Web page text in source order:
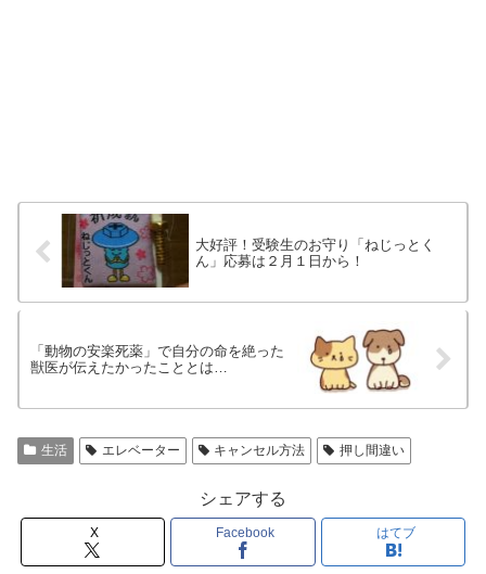
大好評！受験生のお守り「ねじっとく
ん」応募は２月１日から！
「動物の安楽死薬」で自分の命を絶った
獣医が伝えたかったこととは…
生活 エレベーター キャンセル方法 押し間違い
シェアする
X Facebook はてブ